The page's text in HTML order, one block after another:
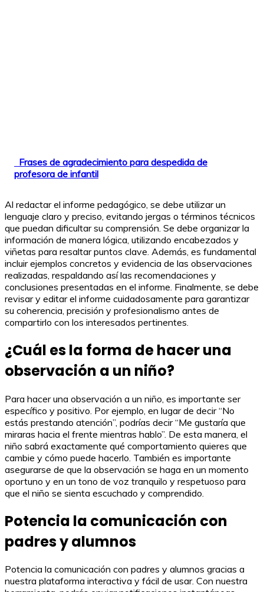
Frases de agradecimiento para despedida de
profesora de infantil
Al redactar el informe pedagógico, se debe utilizar un
lenguaje claro y preciso, evitando jergas o términos técnicos
que puedan dificultar su comprensión. Se debe organizar la
información de manera lógica, utilizando encabezados y
viñetas para resaltar puntos clave. Además, es fundamental
incluir ejemplos concretos y evidencia de las observaciones
realizadas, respaldando así las recomendaciones y
conclusiones presentadas en el informe. Finalmente, se debe
revisar y editar el informe cuidadosamente para garantizar
su coherencia, precisión y profesionalismo antes de
compartirlo con los interesados pertinentes.
¿Cuál es la forma de hacer una
observación a un niño?
Para hacer una observación a un niño, es importante ser
específico y positivo. Por ejemplo, en lugar de decir “No
estás prestando atención”, podrías decir “Me gustaría que
miraras hacia el frente mientras hablo”. De esta manera, el
niño sabrá exactamente qué comportamiento quieres que
cambie y cómo puede hacerlo. También es importante
asegurarse de que la observación se haga en un momento
oportuno y en un tono de voz tranquilo y respetuoso para
que el niño se sienta escuchado y comprendido.
Potencia la comunicación con
padres y alumnos
Potencia la comunicación con padres y alumnos gracias a
nuestra plataforma interactiva y fácil de usar. Con nuestra